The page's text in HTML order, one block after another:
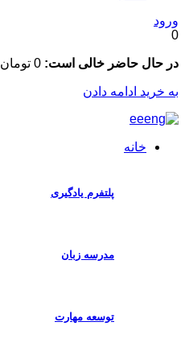
حاضر خالی است: 0 تومان
ادامه دادن
خانه
پلتفرم یادگیری
مدرسه زبان
توسعه مهارت